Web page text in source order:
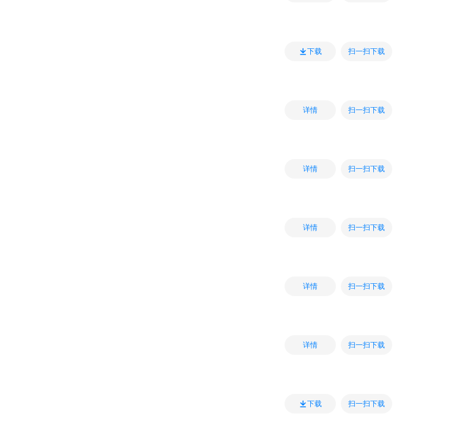
下载 扫一扫下载
详情 扫一扫下载
详情 扫一扫下载
详情 扫一扫下载
详情 扫一扫下载
详情 扫一扫下载
下载 扫一扫下载